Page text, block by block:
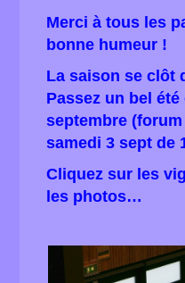
Merci à tous les
bonne humeur !
La saison se clôt
Passez un bel
septembre
samedi 3 sept de
Cliquez sur les
les photos…